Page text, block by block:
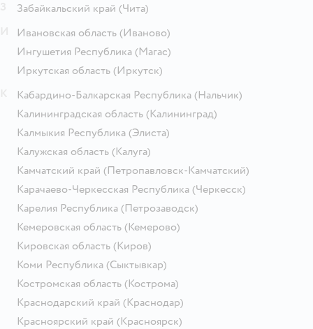
Забайкальский край (Чита)
Ивановская область (Иваново)
Ингушетия Республика (Магас)
Иркутская область (Иркутск)
Кабардино-Балкарская Республика (Нальчик)
Калининградская область (Калининград)
Калмыкия Республика (Элиста)
Калужская область (Калуга)
Камчатский край (Петропавловск-Камчатский)
Карачаево-Черкесская Республика (Черкесск)
Карелия Республика (Петрозаводск)
Кемеровская область (Кемерово)
Кировская область (Киров)
Коми Республика (Сыктывкар)
Костромская область (Кострома)
Краснодарский край (Краснодар)
Красноярский край (Красноярск)